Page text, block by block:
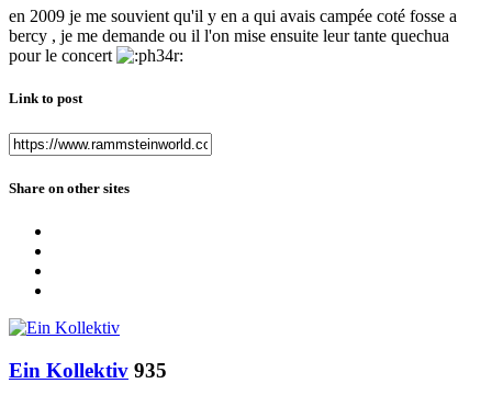
en 2009 je me souvient qu'il y en a qui avais campée coté fosse a
bercy , je me demande ou il l'on mise ensuite leur tante quechua
pour le concert
Link to post
Share on other sites
Ein Kollektiv 935